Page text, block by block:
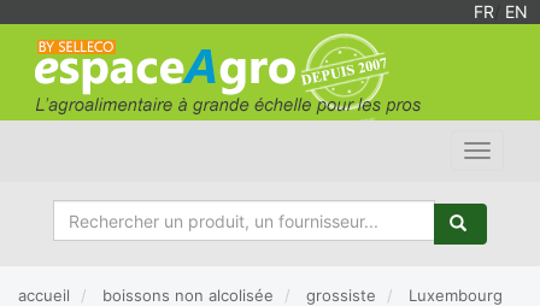
FR EN
Toggle
accueil boissons non alcolisée grossiste
Luxembourg